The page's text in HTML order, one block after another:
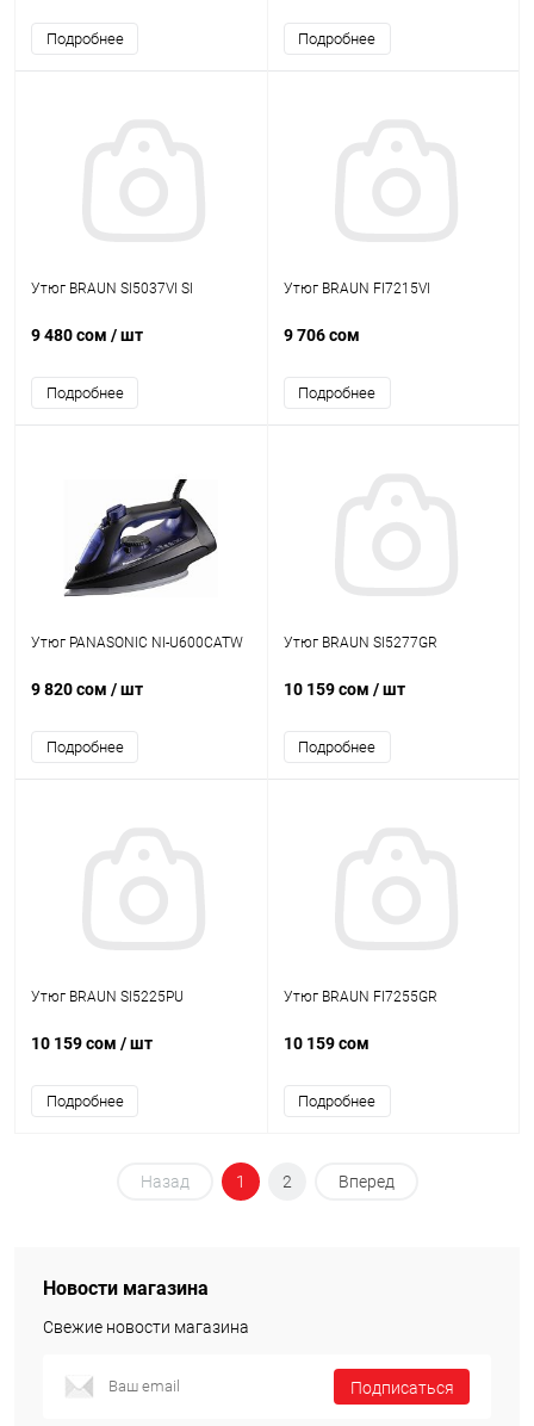
Подробнее Подробнее
Утюг BRAUN SI5037VI SI
9 480 сом / шт
Подробнее
Утюг BRAUN FI7215VI
9 706 сом
Подробнее
Утюг PANASONIC NI-U600CATW
9 820 сом / шт
Подробнее
Утюг BRAUN SI5277GR
10 159 сом / шт
Подробнее
Утюг BRAUN SI5225PU
10 159 сом / шт
Подробнее
Утюг BRAUN FI7255GR
10 159 сом
Подробнее
Назад 1 2 Вперед
Новости магазина
Свежие новости магазина
Подписаться